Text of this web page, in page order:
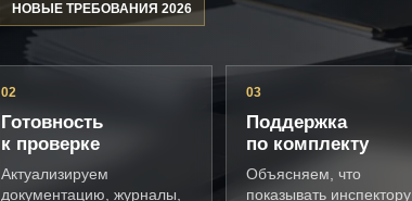
НОВЫЕ ТРЕБОВАНИЯ 2026
02
Готовность
к проверке
Актуализируем
документацию, журналы,
03
Поддержка
по комплекту
Объясняем, что
показывать инспектору